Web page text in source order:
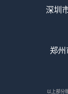
深圳
郑州
以上部分